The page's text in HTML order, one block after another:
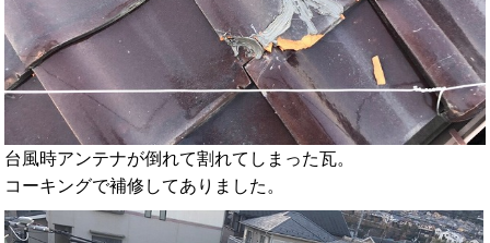
台風時アンテナが倒れて割れてしまった瓦。
コーキングで補修してありました。